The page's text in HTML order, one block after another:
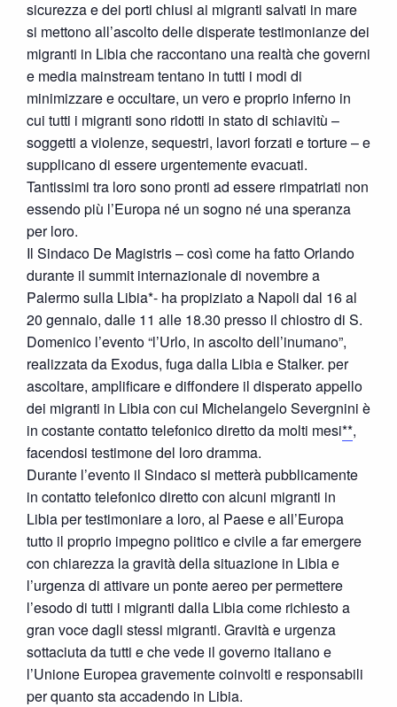
sicurezza e dei porti chiusi ai migranti salvati in mare
si mettono all’ascolto delle disperate testimonianze dei
migranti in Libia che raccontano una realtà che governi
e media mainstream tentano in tutti i modi di
minimizzare e occultare, un vero e proprio inferno in
cui tutti i migranti sono ridotti in stato di schiavitù –
soggetti a violenze, sequestri, lavori forzati e torture – e
supplicano di essere urgentemente evacuati.
Tantissimi tra loro sono pronti ad essere rimpatriati non
essendo più l’Europa né un sogno né una speranza
per loro.
Il Sindaco De Magistris – così come ha fatto Orlando
durante il summit internazionale di novembre a
Palermo sulla Libia*- ha propiziato a Napoli dal 16 al
20 gennaio, dalle 11 alle 18.30 presso il chiostro di S.
Domenico l’evento “l’Urlo, in ascolto dell’inumano”,
realizzata da Exodus, fuga dalla Libia e Stalker. per
ascoltare, amplificare e diffondere il disperato appello
dei migranti in Libia con cui Michelangelo Severgnini è
in costante contatto telefonico diretto da molti mesi**,
facendosi testimone del loro dramma.
Durante l’evento il Sindaco si metterà pubblicamente
in contatto telefonico diretto con alcuni migranti in
Libia per testimoniare a loro, al Paese e all’Europa
tutto il proprio impegno politico e civile a far emergere
con chiarezza la gravità della situazione in Libia e
l’urgenza di attivare un ponte aereo per permettere
l’esodo di tutti i migranti dalla Libia come richiesto a
gran voce dagli stessi migranti. Gravità e urgenza
sottaciuta da tutti e che vede il governo italiano e
l’Unione Europea gravemente coinvolti e responsabili
per quanto sta accadendo in Libia.